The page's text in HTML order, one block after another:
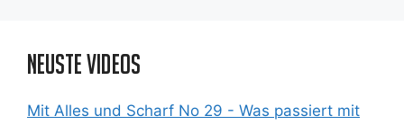
Neuste Videos
Mit Alles und Scharf No 29 - Was passiert mit